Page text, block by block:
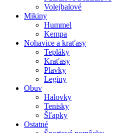
Volejbalové
Mikiny
Hummel
Kempa
Nohavice a kraťasy
Tepláky
Kraťasy
Plavky
Legíny
Obuv
Halovky
Tenisky
Šľapky
Ostatné